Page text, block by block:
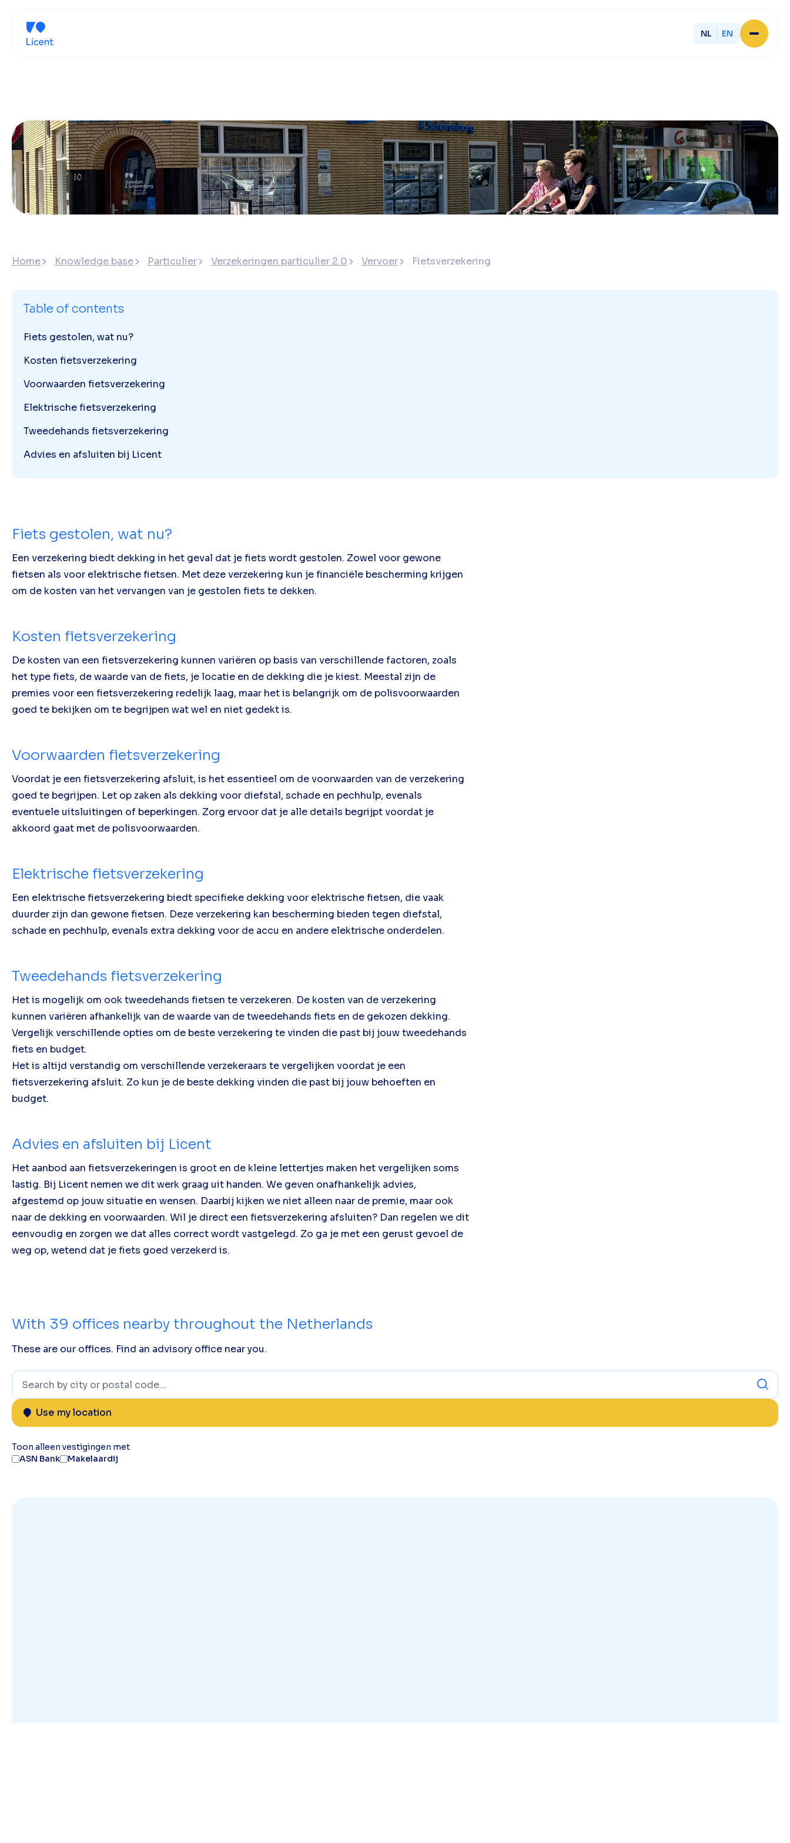
NL EN
Partner with Licent
Our entrepreneurs
Working at Licent
Our people
Contact
Home Knowledge base Particulier Verzekeringen particulier 2.0 Vervoer Fietsverzekering
Fiets gestolen, wat nu?
Een verzekering biedt dekking in het geval dat je fiets wordt gestolen. Zowel voor gewone
fietsen als voor elektrische fietsen. Met deze verzekering kun je financiële bescherming krijgen
om de kosten van het vervangen van je gestolen fiets te dekken.
Kosten fietsverzekering
De kosten van een fietsverzekering kunnen variëren op basis van verschillende factoren, zoals
het type fiets, de waarde van de fiets, je locatie en de dekking die je kiest. Meestal zijn de
premies voor een fietsverzekering redelijk laag, maar het is belangrijk om de polisvoorwaarden
goed te bekijken om te begrijpen wat wel en niet gedekt is.
Voorwaarden fietsverzekering
Voordat je een fietsverzekering afsluit, is het essentieel om de voorwaarden van de verzekering
goed te begrijpen. Let op zaken als dekking voor diefstal, schade en pechhulp, evenals
eventuele uitsluitingen of beperkingen. Zorg ervoor dat je alle details begrijpt voordat je
akkoord gaat met de polisvoorwaarden.
Elektrische fietsverzekering
Een elektrische fietsverzekering biedt specifieke dekking voor elektrische fietsen, die vaak
duurder zijn dan gewone fietsen. Deze verzekering kan bescherming bieden tegen diefstal,
schade en pechhulp, evenals extra dekking voor de accu en andere elektrische onderdelen.
Tweedehands fietsverzekering
Het is mogelijk om ook tweedehands fietsen te verzekeren. De kosten van de verzekering
kunnen variëren afhankelijk van de waarde van de tweedehands fiets en de gekozen dekking.
Vergelijk verschillende opties om de beste verzekering te vinden die past bij jouw tweedehands
fiets en budget.
Het is altijd verstandig om verschillende verzekeraars te vergelijken voordat je een
fietsverzekering afsluit. Zo kun je de beste dekking vinden die past bij jouw behoeften en
budget.
Advies en afsluiten bij Licent
Het aanbod aan fietsverzekeringen is groot en de kleine lettertjes maken het vergelijken soms
lastig. Bij Licent nemen we dit werk graag uit handen. We geven onafhankelijk advies,
afgestemd op jouw situatie en wensen. Daarbij kijken we niet alleen naar de premie, maar ook
naar de dekking en voorwaarden. Wil je direct een fietsverzekering afsluiten? Dan regelen we dit
eenvoudig en zorgen we dat alles correct wordt vastgelegd. Zo ga je met een gerust gevoel de
weg op, wetend dat je fiets goed verzekerd is.
Table of contents
Fiets gestolen, wat nu?
Kosten fietsverzekering
Voorwaarden fietsverzekering
Elektrische fietsverzekering
Tweedehands fietsverzekering
Advies en afsluiten bij Licent
With 39 offices nearby throughout the Netherlands
These are our offices. Find an advisory office near you.
Use my location
Toon alleen vestigingen met
ASN Bank
Makelaardij